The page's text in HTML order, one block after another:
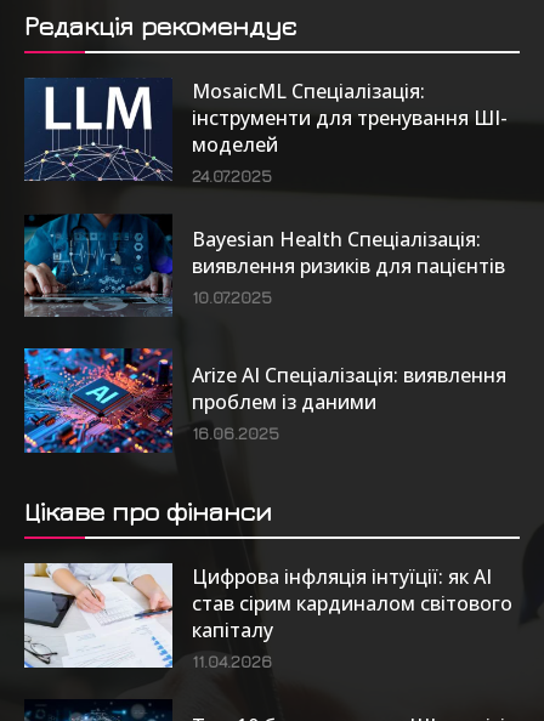
Редакція рекомендує
MosaicML Спеціалізація:
інструменти для тренування ШІ-
моделей
24.07.2025
Bayesian Health Спеціалізація:
виявлення ризиків для пацієнтів
10.07.2025
Arize AI Спеціалізація: виявлення
проблем із даними
16.06.2025
Цікаве про фінанси
Цифрова інфляція інтуїції: як AI
став сірим кардиналом світового
капіталу
11.04.2026